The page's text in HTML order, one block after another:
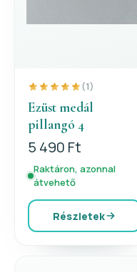
(1)
Ezüst medál
pillangó 4
5 490 Ft
Raktáron, azonnal
átvehető
Részletek